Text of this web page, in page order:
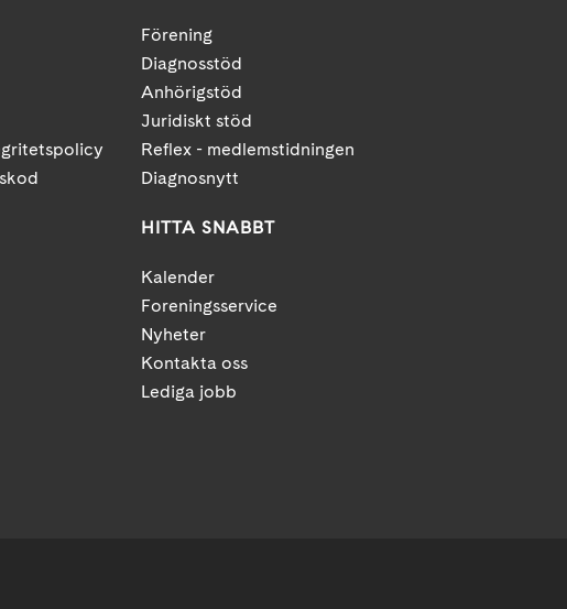
Förening
Diagnosstöd
Anhörigstöd
Juridiskt stöd
Reflex - medlemstidningen
Diagnosnytt
HITTA SNABBT
Kalender
Foreningsservice
Nyheter
Kontakta oss
Lediga jobb